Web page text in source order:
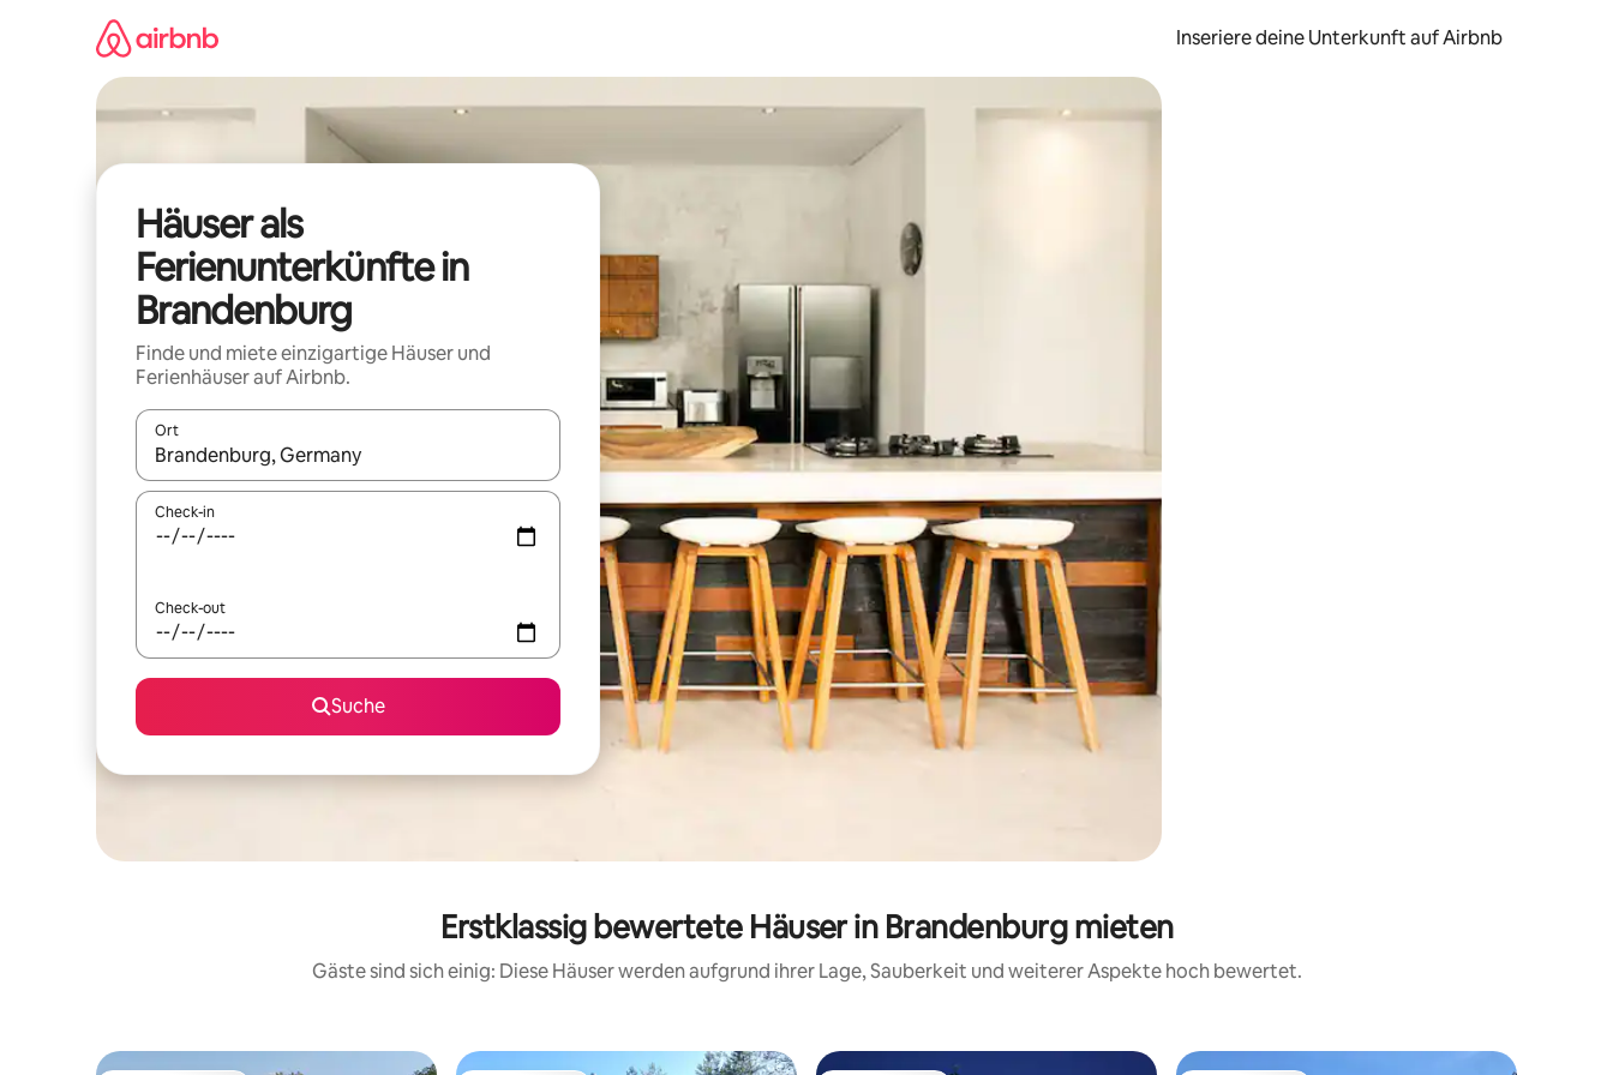
Inseriere deine Unterkunft auf Airbnb
Häuser als
Ferienunterkünfte in
Brandenburg
Finde und miete einzigartige Häuser und
Ferienhäuser auf Airbnb.
Ort
Wenn Ergebnisse verfügbar sind, navigiere mit den Pfeiltasten nach oben und unten oder erkunde die Ergebnisse durch Berühren oder Wischgesten.
Check-in
Check-out
Suche
Erstklassig bewertete Häuser in Brandenburg mieten
Gäste sind sich einig: Diese Häuser werden aufgrund ihrer Lage, Sauberkeit und weiterer Aspekte hoch bewertet.